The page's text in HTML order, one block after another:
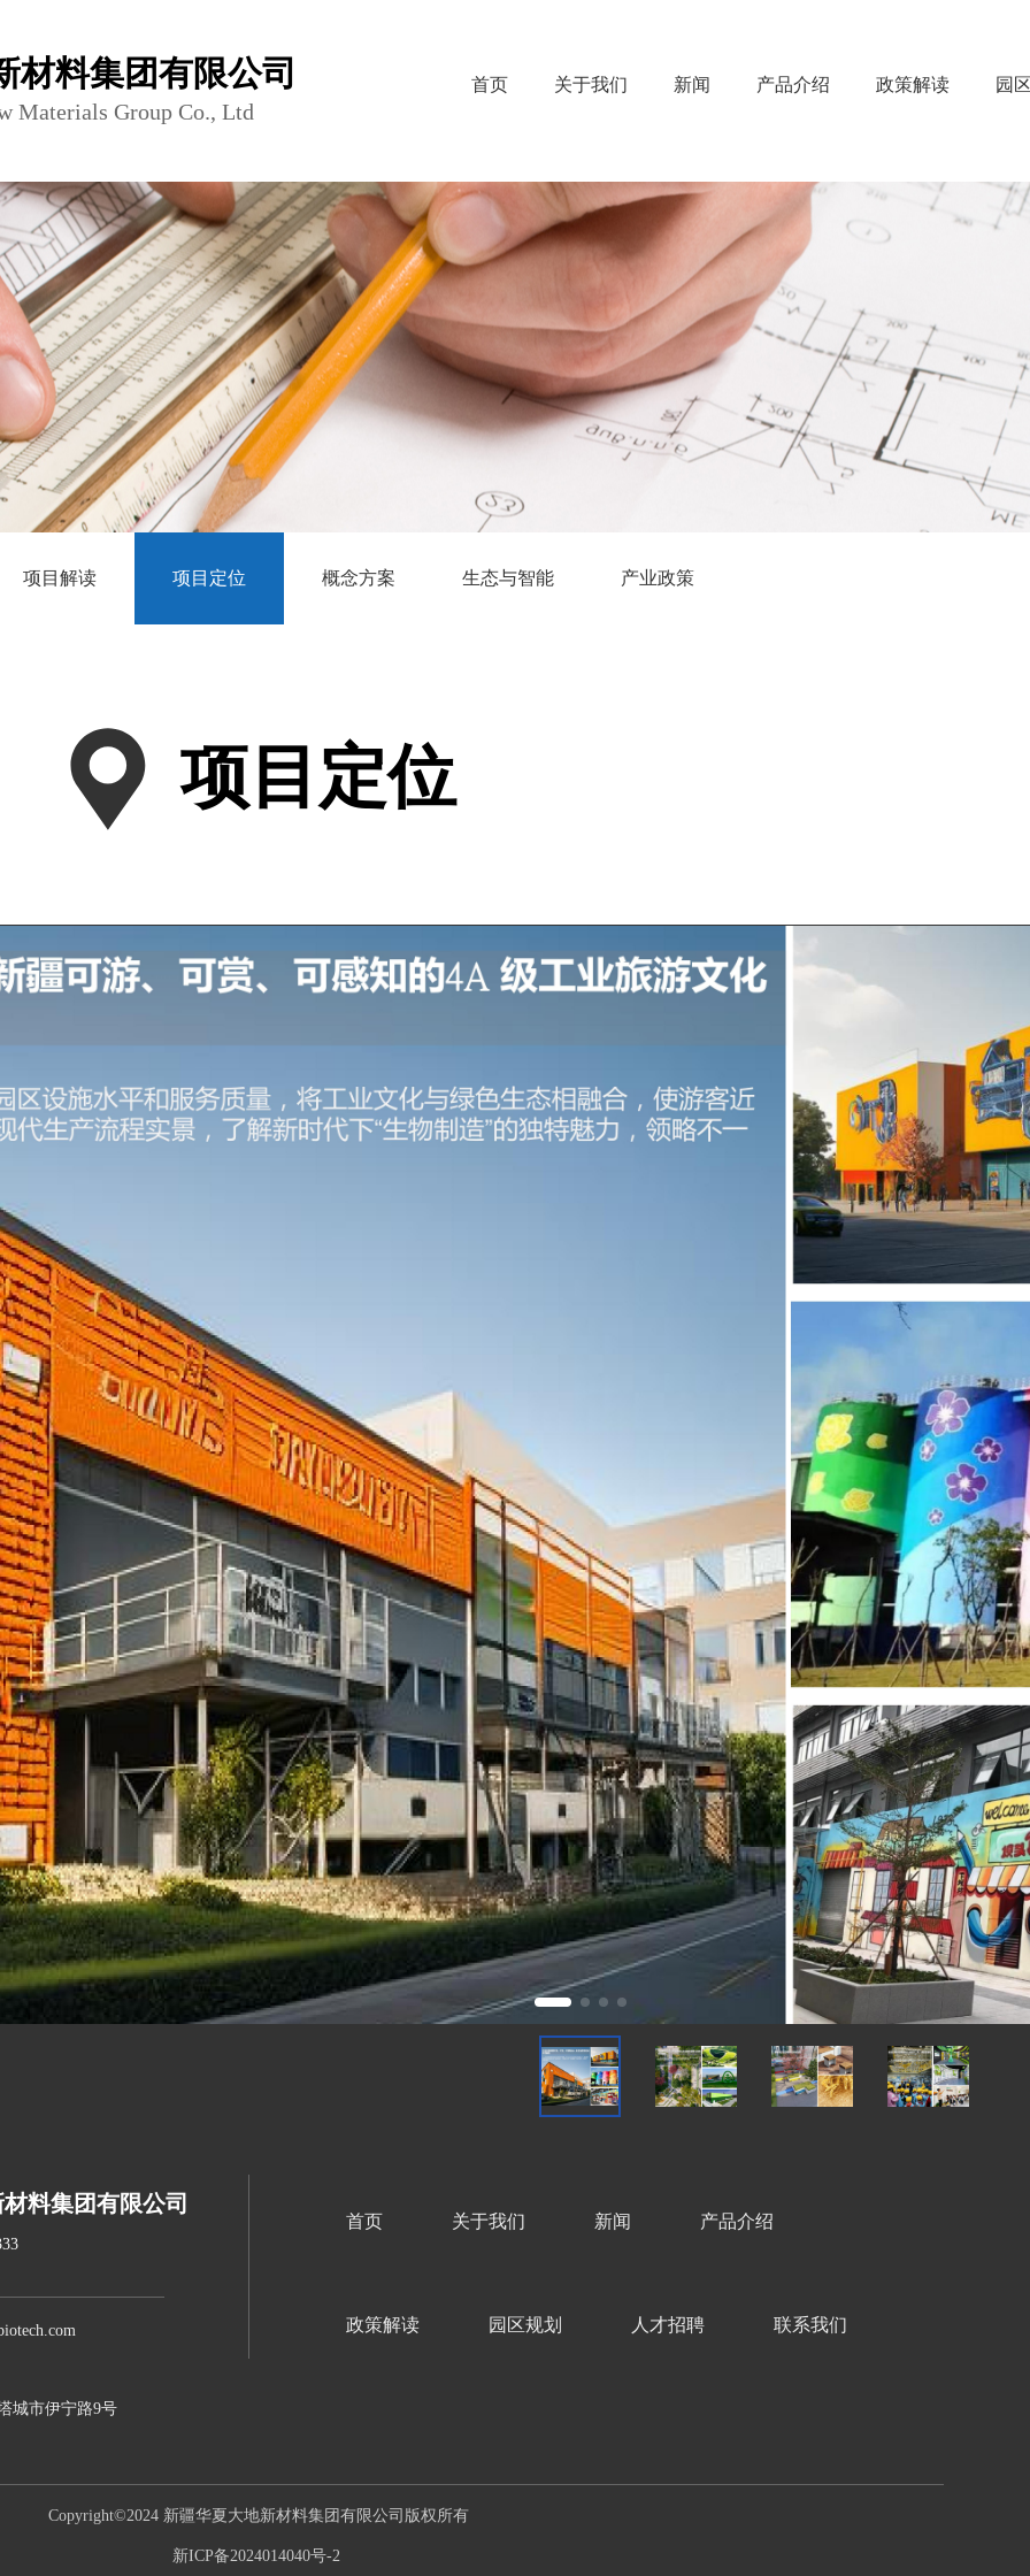
首页 关于我们 新闻 产品介绍 政策解读 园
材料集团有限公司
Materials Group Co., Ltd
项目解读 项目定位 概念方案 生态与智能 产业政策
项目定位
Copyright©2024 新疆华夏大地新材料集团有限公司版权所有
城市伊宁路9号
料集团有限公司
首页 关于我们 新闻 产品介绍
政策解读 园区规划 人才招聘 联系我们
新ICP备2024014040号-2